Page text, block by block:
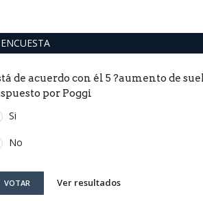
ENCUESTA
de acuerdo con él 5 ?aumento de
por Poggi
Si
No
VOTAR Ver resultados